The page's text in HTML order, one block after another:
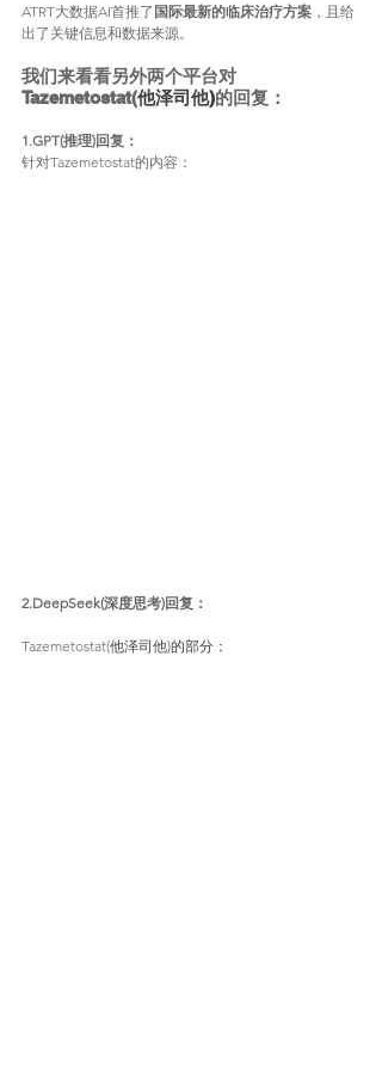
ATRT大数据AI首推了 国际最新的临床治疗方案 ，且给
出了关键信息和数据来源。
我们来看看另外两个平台对
Tazemetostat(他泽司他)的回复：
1.GPT(推理)回复：
针对Tazemetostat的内容：
2.DeepSeek(深度思考)回复：
Tazemetostat(他泽司他)的部分：